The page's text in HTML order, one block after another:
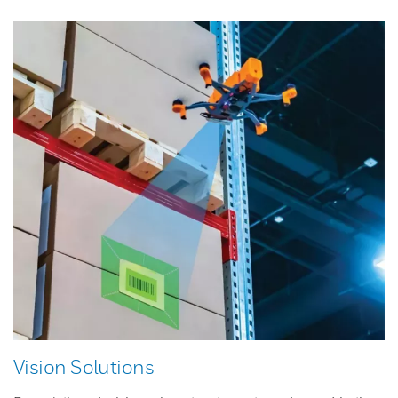
Vision Solutions